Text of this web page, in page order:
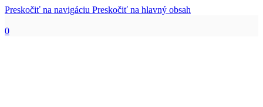
Preskočiť na navigáciu Preskočiť na hlavný obsah
0